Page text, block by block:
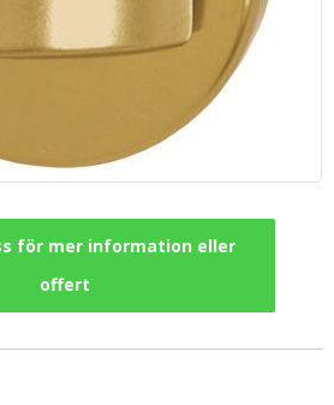
för mer information eller
offert